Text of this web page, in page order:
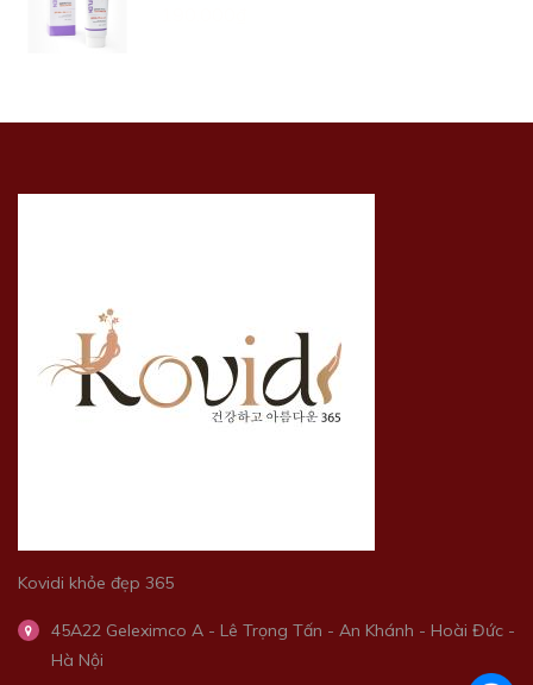
Kovidi khỏe đẹp 365
45A22 Geleximco A - Lê Trọng Tấn - An Khánh - Hoài Đức -
Hà Nội